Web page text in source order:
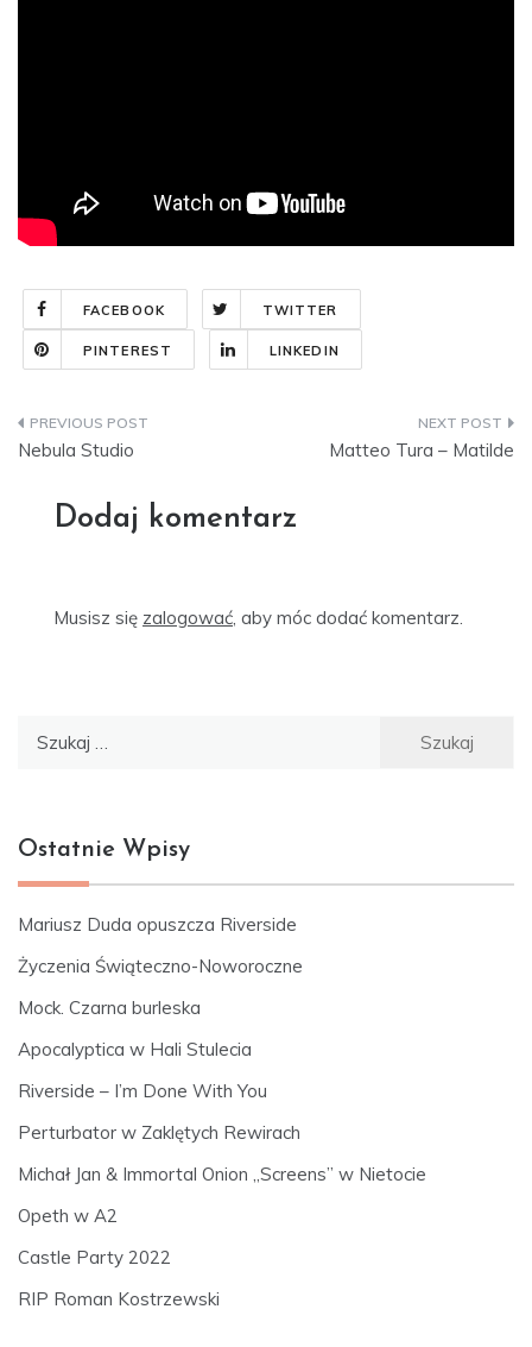
FACEBOOK TWITTER
PINTEREST LINKEDIN
Nawigacja
Nebula Studio Matteo Tura – Matilde
Dodaj komentarz
Musisz się zalogować , aby móc dodać komentarz.
Ostatnie Wpisy
Mariusz Duda opuszcza Riverside
Życzenia Świąteczno-Noworoczne
Mock. Czarna burleska
Apocalyptica w Hali Stulecia
Riverside – I’m Done With You
Perturbator w Zaklętych Rewirach
Michał Jan & Immortal Onion „Screens” w Nietocie
Opeth w A2
Castle Party 2022
RIP Roman Kostrzewski